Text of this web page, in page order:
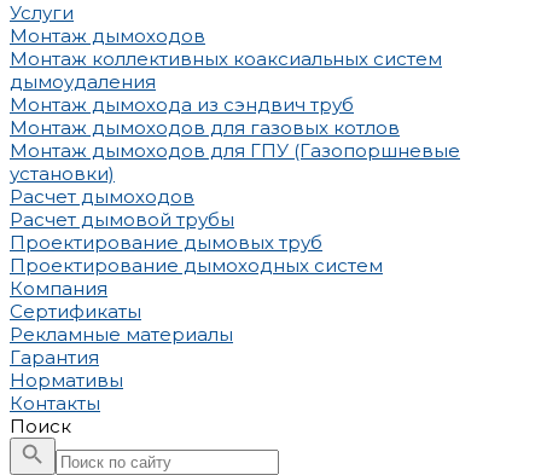
Услуги
Монтаж дымоходов
Монтаж коллективных коаксиальных систем
дымоудаления
Монтаж дымохода из сэндвич труб
Монтаж дымоходов для газовых котлов
Монтаж дымоходов для ГПУ (Газопоршневые
установки)
Расчет дымоходов
Расчет дымовой трубы
Проектирование дымовых труб
Проектирование дымоходных систем
Компания
Сертификаты
Рекламные материалы
Гарантия
Нормативы
Контакты
Поиск